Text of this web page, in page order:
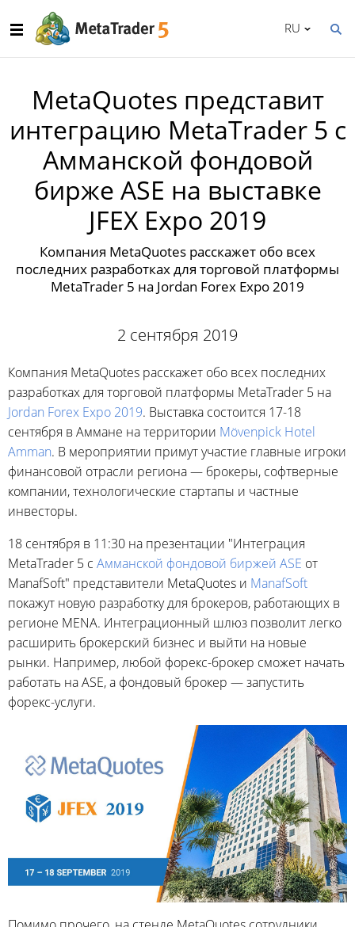
RU
MetaQuotes представит
интеграцию MetaTrader 5 с
Амманской фондовой
бирже ASE на выставке
JFEX Expo 2019
Компания MetaQuotes расскажет обо всех
последних разработках для торговой платформы
MetaTrader 5 на Jordan Forex Expo 2019
2 сентября 2019
Компания MetaQuotes расскажет обо всех последних
разработках для торговой платформы MetaTrader 5 на
Jordan Forex Expo 2019. Выставка состоится 17-18
сентября в Аммане на территории Mövenpick Hotel
Amman. В мероприятии примут участие главные игроки
финансовой отрасли региона — брокеры, софтверные
компании, технологические стартапы и частные
инвесторы.
18 сентября в 11:30 на презентации "Интеграция
MetaTrader 5 с Амманской фондовой биржей ASE от
ManafSoft" представители MetaQuotes и ManafSoft
покажут новую разработку для брокеров, работающих в
регионе MENA. Интеграционный шлюз позволит легко
расширить брокерский бизнес и выйти на новые
рынки. Например, любой форекс-брокер сможет начать
работать на ASE, а фондовый брокер — запустить
форекс-услуги.